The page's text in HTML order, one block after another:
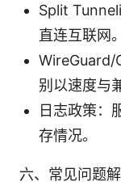
Split
直连互联网。
WireGuard/
别以速度与
日志政策：
存情况。
六、常见问题解